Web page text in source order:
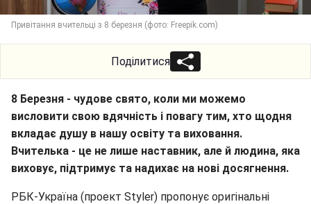
Привітання вчительці з 8 березня (фото: Freepik.com)
Поділитися
8 Березня - чудове свято, коли ми можемо
висловити свою вдячність і повагу тим, хто щодня
вкладає душу в нашу освіту та виховання.
Вчителька - це не лише наставник, але й людина, яка
виховує, підтримує та надихає на нові досягнення.
РБК-Україна (проект Styler) пропонує оригінальні